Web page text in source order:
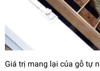
Giá trị mang lại của gỗ tự